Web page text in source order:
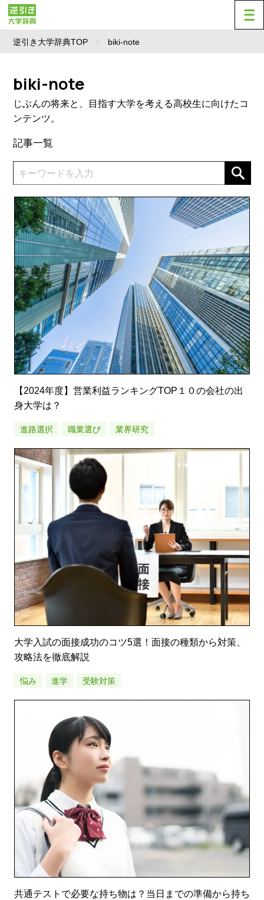
逆引き大学辞典TOP biki-note
biki-note
じぶんの将来と、目指す大学を考える高校生に向けたコ
ンテンツ。
記事一覧
【2024年度】営業利益ランキングTOP１０の会社の出
身大学は？
進路選択 職業選び 業界研究
大学入試の面接成功のコツ5選！面接の種類から対策、
攻略法を徹底解説
悩み 進学 受験対策
共通テストで必要な持ち物は？当日までの準備から持ち